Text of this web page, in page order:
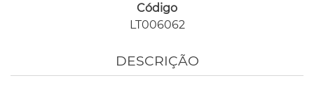
Código
LT006062
DESCRIÇÃO